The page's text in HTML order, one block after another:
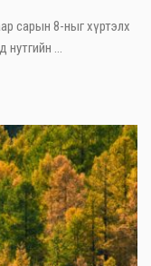
сарын 8-ныг хүртэлх
нутгийн ...